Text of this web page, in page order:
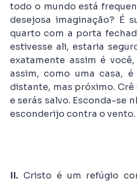
todo o mundo está
desejosa imaginação? É
quarto com a porta
estivesse ali, estaria
exatamente assim é
assim, como uma casa,
distante, mas próximo. Crê
e serás salvo. Esconda-se
esconderijo contra o vento.
II. Cristo é um refúgio